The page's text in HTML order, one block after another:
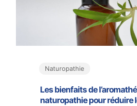
Naturopathie
Les bienfaits de
naturopathie pour réduire